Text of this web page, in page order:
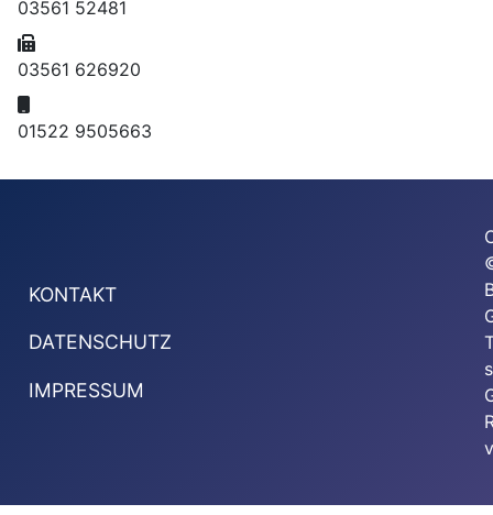
03561 52481
Fax:
03561 626920
01522 9505663
KONTAKT
DATENSCHUTZ
IMPRESSUM